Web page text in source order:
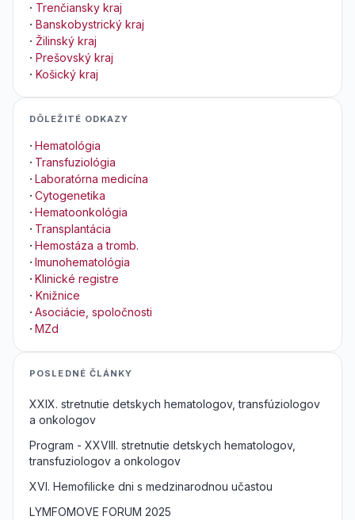
· Trenčiansky kraj
· Banskobystrický kraj
· Žilinský kraj
· Prešovský kraj
· Košický kraj
DÔLEŽITÉ ODKAZY
· Hematológia
· Transfuziológia
· Laboratórna medicína
· Cytogenetika
· Hematoonkológia
· Transplantácia
· Hemostáza a tromb.
· Imunohematológia
· Klinické registre
· Knižnice
· Asociácie, spoločnosti
· MZd
POSLEDNÉ ČLÁNKY
XXIX. stretnutie detskych hematologov, transfúziologov
a onkologov
Program - XXVIII. stretnutie detskych hematologov,
transfuziologov a onkologov
XVI. Hemofilicke dni s medzinarodnou učastou
LYMFOMOVE FORUM 2025